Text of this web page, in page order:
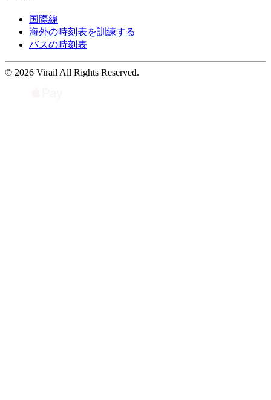
国際線
海外の時刻表を訓練する
バスの時刻表
© 2026 Virail All Rights Reserved.